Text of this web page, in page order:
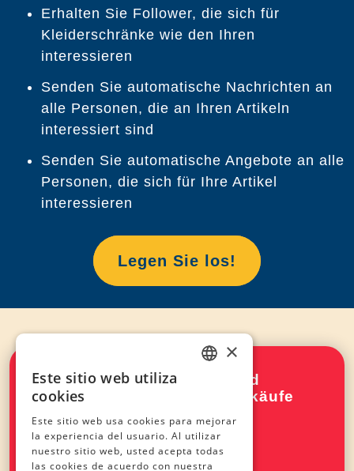
Erhalten Sie Follower, die sich für
Kleiderschränke wie den Ihren
interessieren
Senden Sie automatische Nachrichten an
alle Personen, die an Ihren Artikeln
interessiert sind
Senden Sie automatische Angebote an alle
Personen, die sich für Ihre Artikel
interessieren
Legen Sie los!
Melden Sie sich jetzt an und
beschleunigen Sie Ihre Verkäufe
Anmelden
FRENCH
×
Este sitio web utiliza
cookies
Este sitio web usa cookies para mejorar
la experiencia del usuario. Al utilizar
nuestro sitio web, usted acepta todas
las cookies de acuerdo con nuestra